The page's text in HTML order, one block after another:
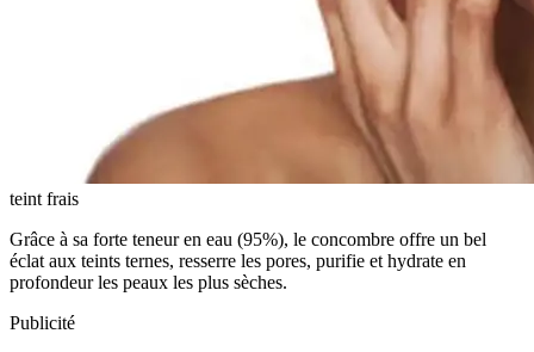
teint frais
Grâce à sa forte teneur en eau (95%), le concombre offre un bel
éclat aux teints ternes, resserre les pores, purifie et hydrate en
profondeur les peaux les plus sèches.
Publicité